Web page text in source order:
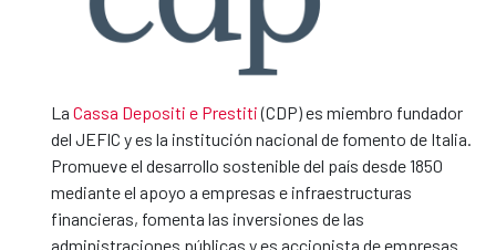
La Cassa Depositi e Prestiti(CDP) es miembro fundador
del JEFIC y es la institución nacional de fomento de Italia.
Promueve el desarrollo sostenible del país desde 1850
mediante el apoyo a empresas e infraestructuras
financieras, fomenta las inversiones de las
administraciones públicas y es accionista de empresas